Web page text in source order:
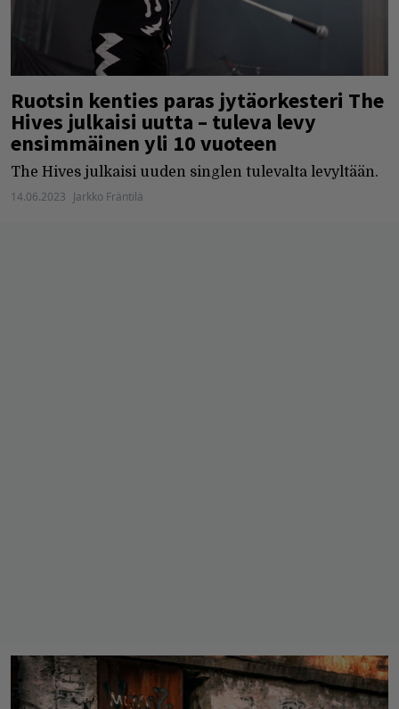
Ruotsin kenties paras jytäorkesteri The
Hives julkaisi uutta – tuleva levy
ensimmäinen yli 10 vuoteen
The Hives julkaisi uuden singlen tulevalta levyltään.
14.06.2023 Jarkko Fräntilä